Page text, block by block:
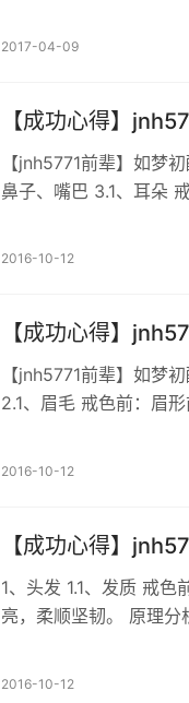
2017-04-09
【成功心得】
【jnh5771前辈】如梦
鼻子、嘴巴 3.1、耳朵
2016-10-12
【成功心得】
【jnh5771前辈】如梦
2.1、眉毛 戒色前：眉
2016-10-12
【成功心得】
1、头发 1.1、发质 戒
亮，柔顺坚韧。 原理分
2016-10-12